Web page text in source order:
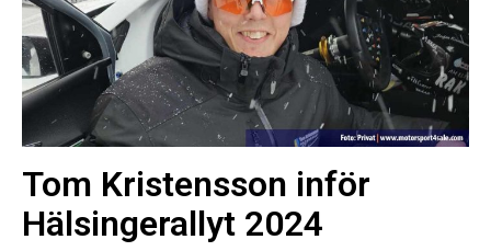
Tom Kristensson inför
Hälsingerallyt 2024